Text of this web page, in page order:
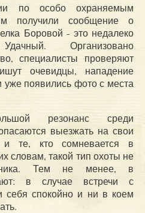
по особо охраняемым
получили сообщение о
Боровой - это недалеко
Организовано
специалисты проверяют
очевидцы, нападение
появились фото с места
резонанс среди
выезжать на свои
и те, кто сомневается в
словам, такой тип охоты не
Тем не менее, в
в случае встречи с
себя спокойно и ни в коем